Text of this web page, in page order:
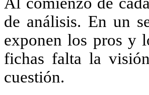
de análisis. En un
exponen los pros y
fichas falta la
cuestión.